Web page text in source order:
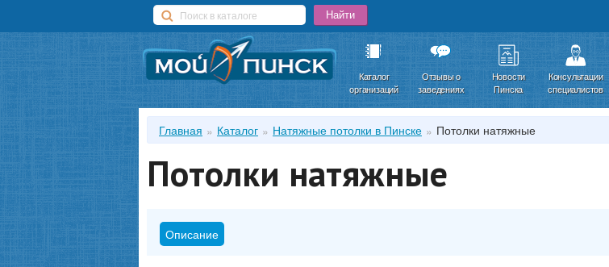
Каталог
организаций
Отзывы о
заведениях
Новости
Пинска
Консультации
специалистов
Главная Каталог Натяжные потолки в Пинске Потолки натяжные
Потолки натяжные
Описание